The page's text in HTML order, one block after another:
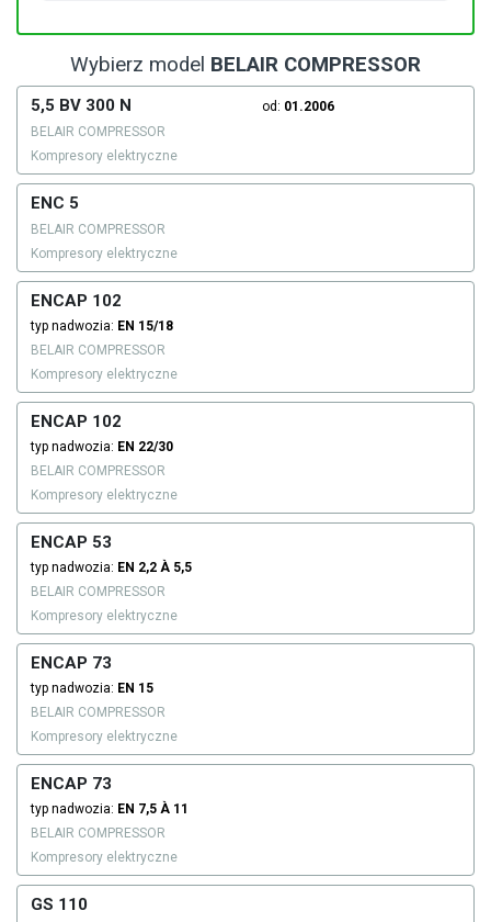
Wybierz model BELAIR COMPRESSOR
5,5 BV 300 N od: 01.2006
BELAIR COMPRESSOR
Kompresory elektryczne
ENC 5
BELAIR COMPRESSOR
Kompresory elektryczne
ENCAP 102
typ nadwozia: EN 15/18
BELAIR COMPRESSOR
Kompresory elektryczne
ENCAP 102
typ nadwozia: EN 22/30
BELAIR COMPRESSOR
Kompresory elektryczne
ENCAP 53
typ nadwozia: EN 2,2 À 5,5
BELAIR COMPRESSOR
Kompresory elektryczne
ENCAP 73
typ nadwozia: EN 15
BELAIR COMPRESSOR
Kompresory elektryczne
ENCAP 73
typ nadwozia: EN 7,5 À 11
BELAIR COMPRESSOR
Kompresory elektryczne
GS 110